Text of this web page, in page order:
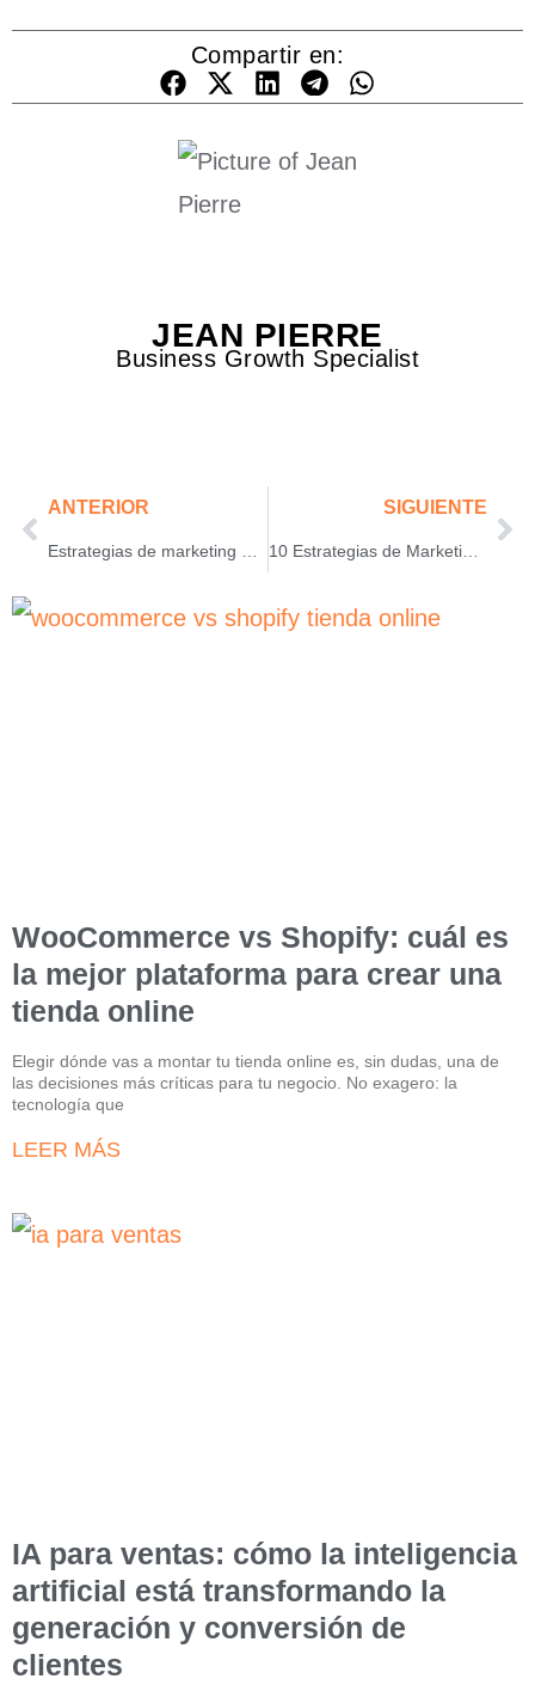
Compartir en:
JEAN PIERRE
Business Growth Specialist
ANTERIOR SIGUIENTE
10 Estrategias de Marketing Digital turístico: empezá a atraer reservas
WooCommerce vs Shopify: cuál es
la mejor plataforma para crear una
tienda online
Elegir dónde vas a montar tu tienda online es, sin dudas, una de
las decisiones más críticas para tu negocio. No exagero: la
tecnología que
LEER MÁS
IA para ventas: cómo la inteligencia
artificial está transformando la
generación y conversión de
clientes